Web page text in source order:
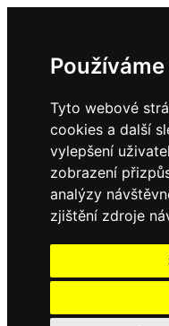
Tyto webové
cookies a další
vylepšení
zobrazení
analýzy
zjištění zdroje